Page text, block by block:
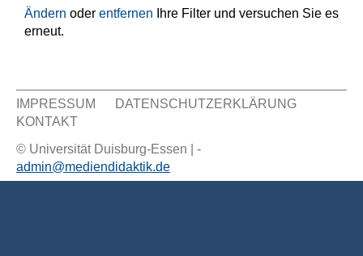
Ändern oder entfernen Ihre Filter und versuchen Sie es
erneut.
Sekundär Menü
IMPRESSUM
DATENSCHUTZERKLÄRUNG
KONTAKT
© Universität Duisburg-Essen | -
admin@mediendidaktik.de